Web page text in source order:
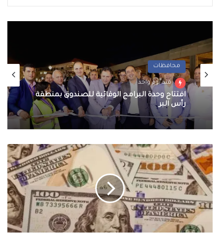
محافظات
منذ يوم واحد
افتتاح وحدة البرامج الوقائية للصندوق بمنطقة
رأس البر
سعر
الدولار
في
مصر
يسجل
خسارة
جديدة..
يستمر